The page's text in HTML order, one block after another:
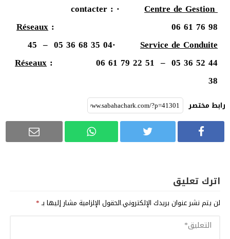
contacter : ·Centre de Gestion
Réseaux : 06 61 76 98
45 – 05 36 68 35 04·Service de Conduite
Réseaux : 06 61 79 22 51 – 05 36 52 44
38
رابط مختصر
اترك تعليق
لن يتم نشر عنوان بريدك الإلكتروني.الحقول الإلزامية مشار إليها بـ*